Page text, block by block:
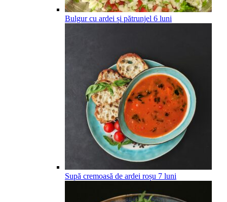
Bulgur cu ardei și pătrunjel 6 luni
Supă cremoasă de ardei roșu 7 luni